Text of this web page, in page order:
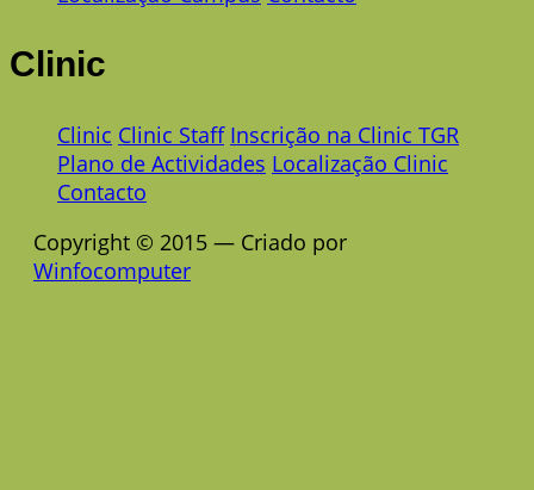
Clinic
Clinic Clinic Staff Inscrição na Clinic TGR
Plano de Actividades Localização Clinic
Contacto
Copyright © 2015 — Criado por
Winfocomputer